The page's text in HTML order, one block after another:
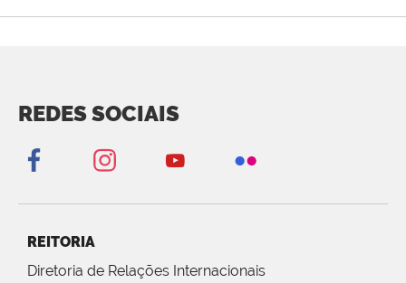
REDES SOCIAIS
REITORIA
Diretoria de Relações Internacionais